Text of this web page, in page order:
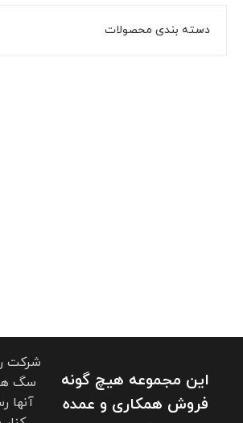
دسته بندی محصولات
این مجموعه هیچ گونه
فروش همکاری و عمده
شرکت
سگ ها
آنها